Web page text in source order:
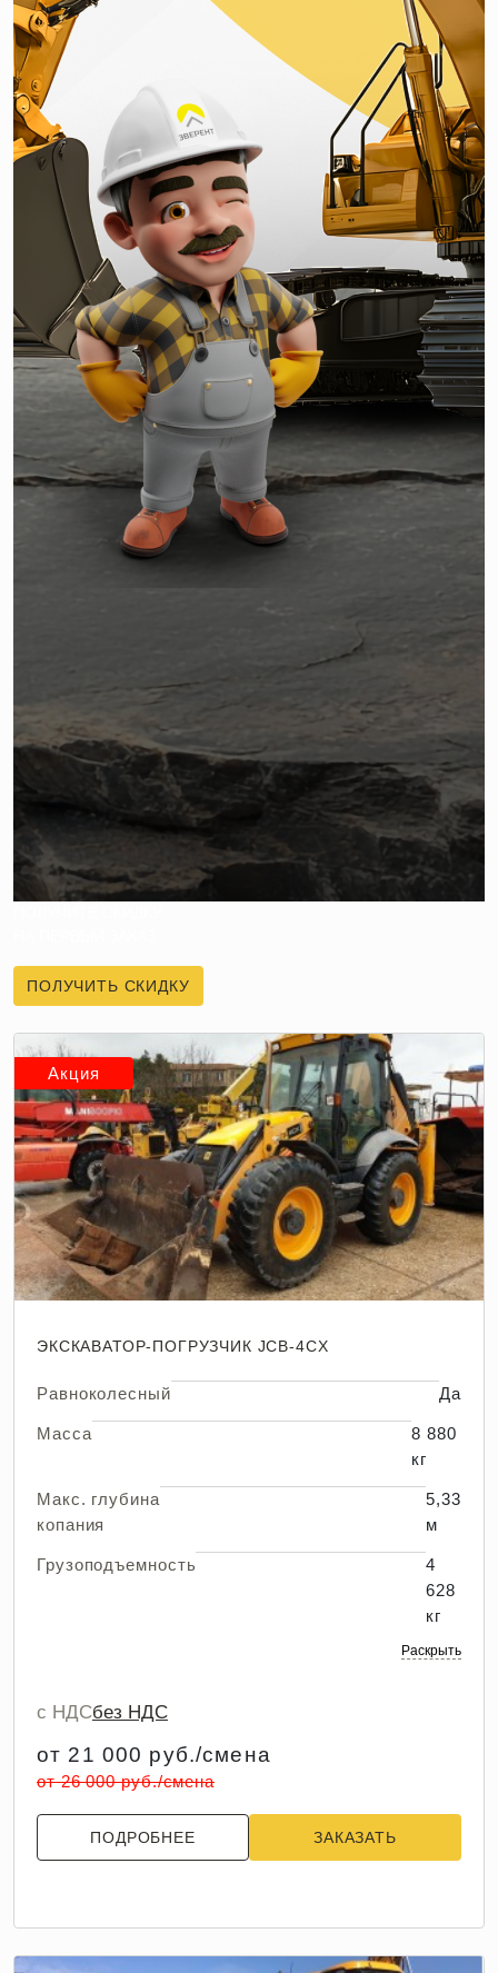
ПОЛУЧИТЬ СКИДКУ
Акция
ЭКСКАВАТОР-ПОГРУЗЧИК JCB-4CX
Равноколесный Да
Масса
8 880
кг
Макс. глубина
копания
5,33
м
Грузоподъемность
4
628
кг
Раскрыть
с НДСбез НДС
от 21 000 руб./смена
от 26 000 руб./смена
ПОДРОБНЕЕ ЗАКАЗАТЬ